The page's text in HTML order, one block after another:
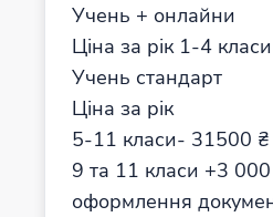
Учень + онлайни
Ціна за рік 1-4
Учень стандарт
Ціна за рік
5-11 класи- 31500 ₴
9 та 11 класи +3
оформлення